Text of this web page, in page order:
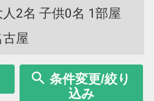
人2名 子供0名 1部屋
古屋
条件変更/絞り
込み